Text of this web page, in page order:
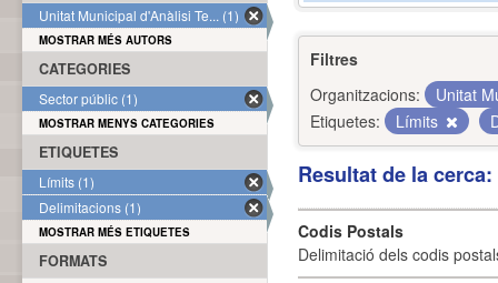
Filtres
Organitzacions:
Unitat
Etiquetes:
Límits
Resultat de la
Codis Postals
Delimitació dels codis
Unitat Municipal d'Anàlisi Te... (1)
MOSTRAR MÉS AUTORS
CATEGORIES
Sector públic (1)
MOSTRAR MENYS CATEGORIES
ETIQUETES
Límits (1)
Delimitacions (1)
MOSTRAR MÉS ETIQUETES
FORMATS